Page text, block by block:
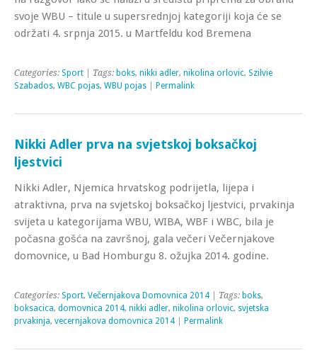
svoje WBU – titule u supersrednjoj kategoriji koja će se
održati 4. srpnja 2015. u Martfeldu kod Bremena
Categories: Sport | Tags: boks, nikki adler, nikolina orlovic, Szilvie
Szabados, WBC pojas, WBU pojas Permalink
Nikki Adler prva na svjetskoj boksačkoj
ljestvici
Nikki Adler, Njemica hrvatskog podrijetla, lijepa i
atraktivna, prva na svjetskoj boksačkoj ljestvici, prvakinja
svijeta u kategorijama WBU, WIBA, WBF i WBC, bila je
počasna gošća na završnoj, gala večeri Večernjakove
domovnice, u Bad Homburgu 8. ožujka 2014. godine.
Categories: Sport, Večernjakova Domovnica 2014 | Tags: boks,
boksacica, domovnica 2014, nikki adler, nikolina orlovic, svjetska
prvakinja, vecernjakova domovnica 2014 Permalink